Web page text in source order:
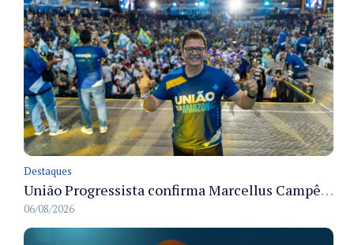
Destaques
União Progressista confirma Marcellus Campêlo como candidato a deputado estadual
06/08/2026